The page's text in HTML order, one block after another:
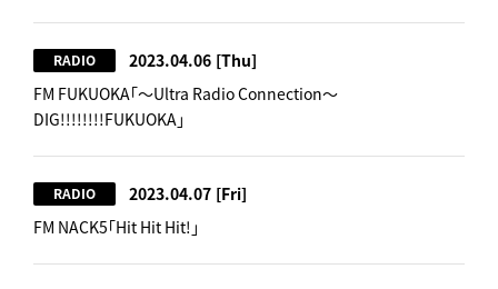
RADIO 2023.04.06 [Thu]
FM FUKUOKA「～Ultra Radio Connection～
DIG!!!!!!!!FUKUOKA」
RADIO 2023.04.07 [Fri]
FM NACK5「Hit Hit Hit!」